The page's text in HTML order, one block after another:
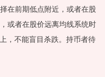
在前期低点附近，或者在股
或者在股价远离均线系统时
，不能盲目杀跌。持币者待